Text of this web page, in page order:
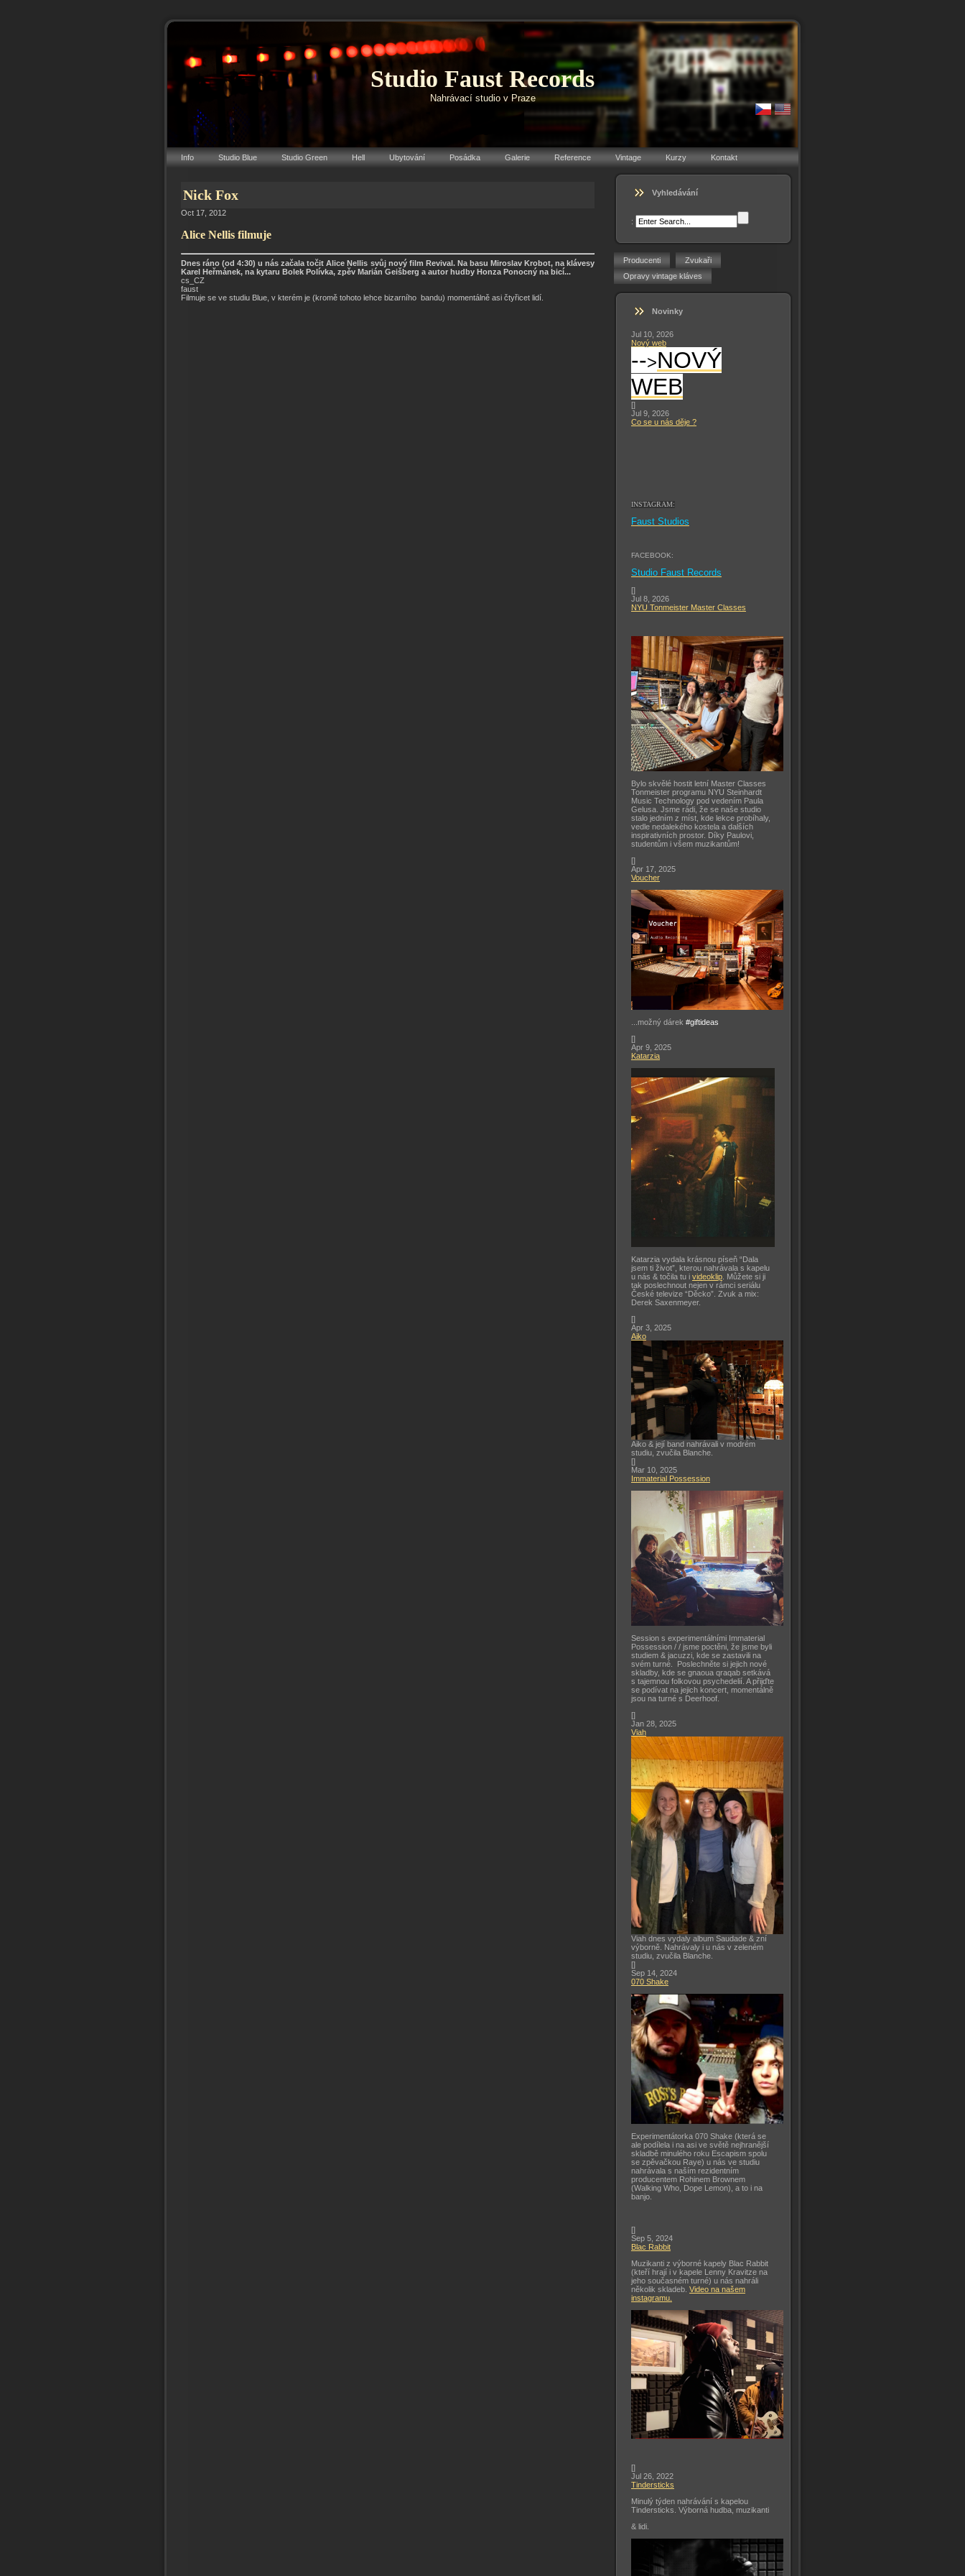
Studio Faust Records
Nahrávací studio v Praze
Info Studio Blue Studio Green Hell Ubytování Posádka Galerie Reference Vintage Kurzy Kontakt
Nick Fox
Oct 17, 2012
Alice Nellis filmuje
Dnes ráno (od 4:30) u nás začala točit Alice Nellis svůj nový film Revival. Na basu Miroslav Krobot, na klávesy
Karel Heřmánek, na kytaru Bolek Polívka, zpěv Marián Geišberg a autor hudby Honza Ponocný na bicí...
cs_CZ
faust
Filmuje se ve studiu Blue, v kterém je (kromě tohoto lehce bizarního bandu) momentálně asi čtyřicet lidí.
Vyhledávání
:
Producenti
Zvukaři
Opravy vintage kláves
Novinky
Jul 10, 2026
Nový web
-->NOVÝ
WEB
[]
Jul 9, 2026
Co se u nás děje ?
INSTAGRAM:
Faust Studios
FACEBOOK:
Studio Faust Records
[]
Jul 8, 2026
NYU Tonmeister Master Classes
Bylo skvělé hostit letní Master Classes
Tonmeister programu NYU Steinhardt
Music Technology pod vedením Paula
Gelusa. Jsme rádi, že se naše studio
stalo jedním z míst, kde lekce probíhaly,
vedle nedalekého kostela a dalších
inspirativních prostor. Díky Paulovi,
studentům i všem muzikantům!
[]
Apr 17, 2025
Voucher
...možný dárek #giftideas
[]
Apr 9, 2025
Katarzia
Katarzia vydala krásnou píseň “Dala
jsem ti život”, kterou nahrávala s kapelu
u nás & točila tu i videoklip . Můžete si ji
tak poslechnout nejen v rámci seriálu
České televize “Děcko”. Zvuk a mix:
Derek Saxenmeyer.
[]
Apr 3, 2025
Aiko
Aiko & její band nahrávali v modrém
studiu, zvučila Blanche.
[]
Mar 10, 2025
Immaterial Possession
Session s experimentálními Immaterial
Possession / / jsme poctěni, že jsme byli
studiem & jacuzzi, kde se zastavili na
svém turné. Poslechněte si jejich nové
skladby, kde se gnaoua qraqab setkává
s tajemnou folkovou psychedelií. A přijďte
se podívat na jejich koncert, momentálně
jsou na turné s Deerhoof.
[]
Jan 28, 2025
Viah
Viah dnes vydaly album Saudade & zní
výborně. Nahrávaly i u nás v zeleném
studiu, zvučila Blanche.
[]
Sep 14, 2024
070 Shake
Experimentátorka 070 Shake (která se
ale podílela i na asi ve světě nejhranější
skladbě minulého roku Escapism spolu
se zpěvačkou Raye) u nás ve studiu
nahrávala s naším rezidentním
producentem Rohinem Brownem
(Walking Who, Dope Lemon), a to i na
banjo.
[]
Sep 5, 2024
Blac Rabbit
Muzikanti z výborné kapely Blac Rabbit
(kteří hrají i v kapele Lenny Kravitze na
jeho současném turné) u nás nahráli
několik skladeb. Video na našem
instagramu.
[]
Jul 26, 2022
Tindersticks
Minulý týden nahrávání s kapelou
Tindersticks. Výborná hudba, muzikanti
& lidi.